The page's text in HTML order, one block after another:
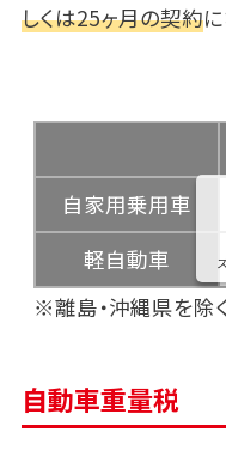
しくは25ヶ月の契約に
自家用乗用車
軽自動車
※離島・沖縄県を除く
自動車重量税